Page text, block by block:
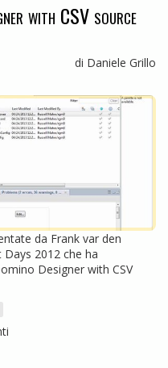
with CSV source
di Daniele Grillo
da Frank var den
2012 che ha
Designer with CSV